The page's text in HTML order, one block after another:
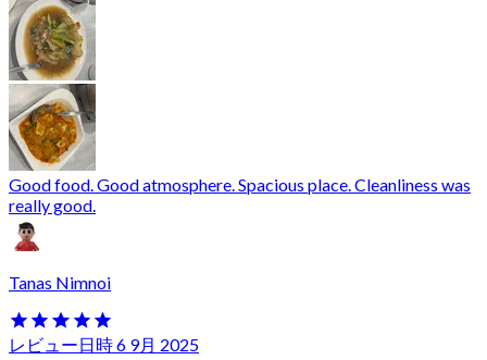
Good food. Good atmosphere. Spacious place. Cleanliness was
really good.
Tanas Nimnoi
レビュー日時 6 9月 2025